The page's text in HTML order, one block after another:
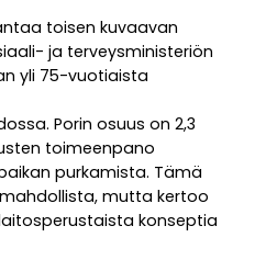
toisen kuvaavan
ja terveysministeriön
yli 75-vuotiaista
Porin osuus on 2,3
toimeenpano
purkamista. Tämä
mutta kertoo
konseptia